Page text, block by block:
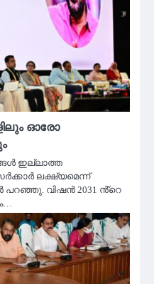
ഓരോ
ഇല്ലാത്ത
ലക്ഷ്യമെന്ന്
പറഞ്ഞു. വിഷൻ 2031 ൻ്റെ